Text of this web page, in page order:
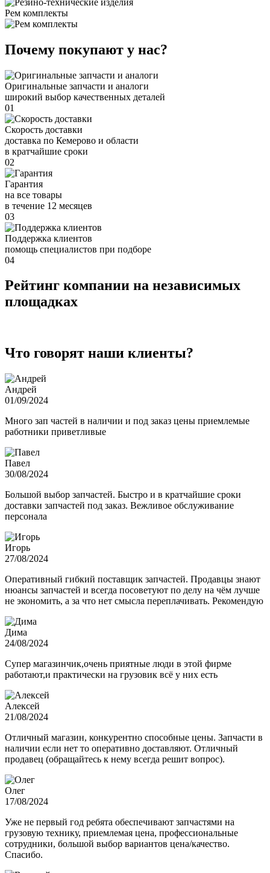
Рем комплекты
Почему покупают у нас?
Оригинальные запчасти и аналоги
широкий выбор качественных деталей
01
Скорость доставки
доставка по Кемерово и области
в кратчайшие сроки
02
Гарантия
на все товары
в течение 12 месяцев
03
Поддержка клиентов
помощь специалистов при подборе
04
Рейтинг компании на независимых
площадках
Что говорят наши клиенты?
Андрей
01/09/2024
Много зап частей в наличии и под заказ цены приемлемые
работники приветливые
Павел
30/08/2024
Большой выбор запчастей. Быстро и в кратчайшие сроки
доставки запчастей под заказ. Вежливое обслуживание
персонала
Игорь
27/08/2024
Оперативный гибкий поставщик запчастей. Продавцы знают
нюансы запчастей и всегда посоветуют по делу на чём лучше
не экономить, а за что нет смысла переплачивать. Рекомендую
Дима
24/08/2024
Супер магазинчик,очень приятные люди в этой фирме
работают,и практически на грузовик всё у них есть
Алексей
21/08/2024
Отличный магазин, конкурентно способные цены. Запчасти в
наличии если нет то оперативно доставляют. Отличный
продавец (обращайтесь к нему всегда решит вопрос).
Олег
17/08/2024
Уже не первый год ребята обеспечивают запчастями на
грузовую технику, приемлемая цена, профессиональные
сотрудники, большой выбор вариантов цена/качество.
Спасибо.